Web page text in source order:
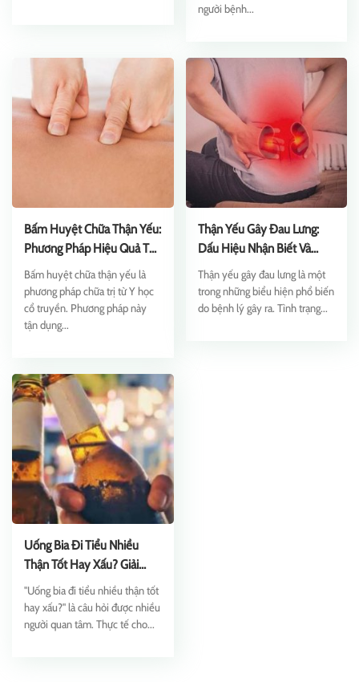
người bệnh...
Bấm Huyệt Chữa Thận Yếu:
Phương Pháp Hiệu Quả Từ
YHCT
Bấm huyệt chữa thận yếu là
phương pháp chữa trị từ Y học
cổ truyền. Phương pháp này
tận dụng...
Thận Yếu Gây Đau Lưng:
Dấu Hiệu Nhận Biết Và
Cách Khắc Phục
Thận yếu gây đau lưng là một
trong những biểu hiện phổ biến
do bệnh lý gây ra. Tình trạng...
Uống Bia Đi Tiểu Nhiều
Thận Tốt Hay Xấu? Giải
Đáp
"Uống bia đi tiểu nhiều thận tốt
hay xấu?" là câu hỏi được nhiều
người quan tâm. Thực tế cho...